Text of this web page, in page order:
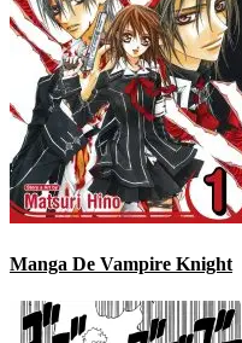
Manga De Vampire Knight